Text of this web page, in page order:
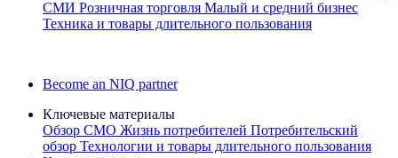
СМИ Розничная торговля Малый и средний бизнес
Техника и товары длительного пользования
Become an NIQ partner
Ключевые материалы
Обзор CMO Жизнь потребителей Потребительский
обзор Технологии и товары длительного пользования